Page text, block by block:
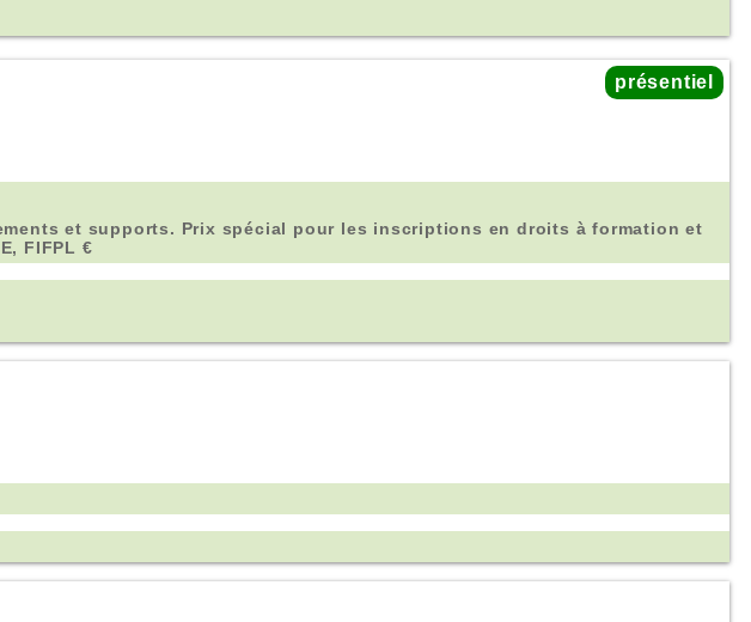
présentiel
et supports. Prix spécial pour les inscriptions en droits à formation et
FIFPL €